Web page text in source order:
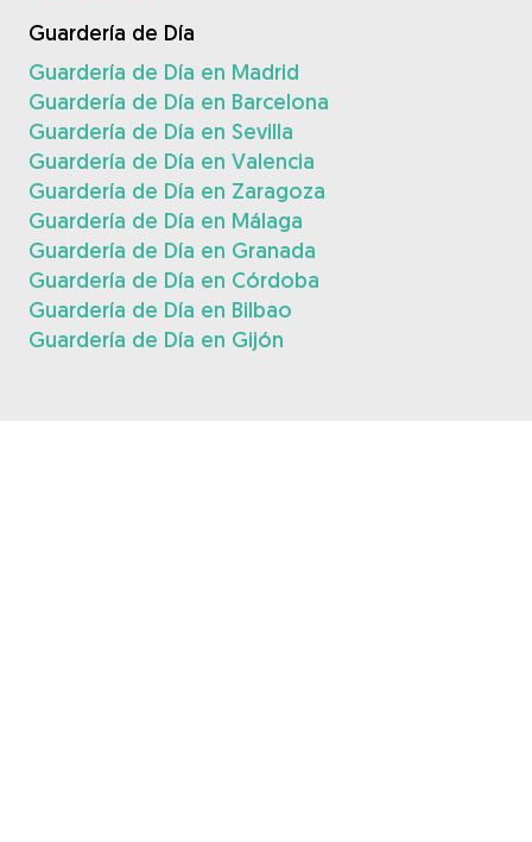
Guardería de Día
Guardería de Día en Madrid
Guardería de Día en Barcelona
Guardería de Día en Sevilla
Guardería de Día en Valencia
Guardería de Día en Zaragoza
Guardería de Día en Málaga
Guardería de Día en Granada
Guardería de Día en Córdoba
Guardería de Día en Bilbao
Guardería de Día en Gijón